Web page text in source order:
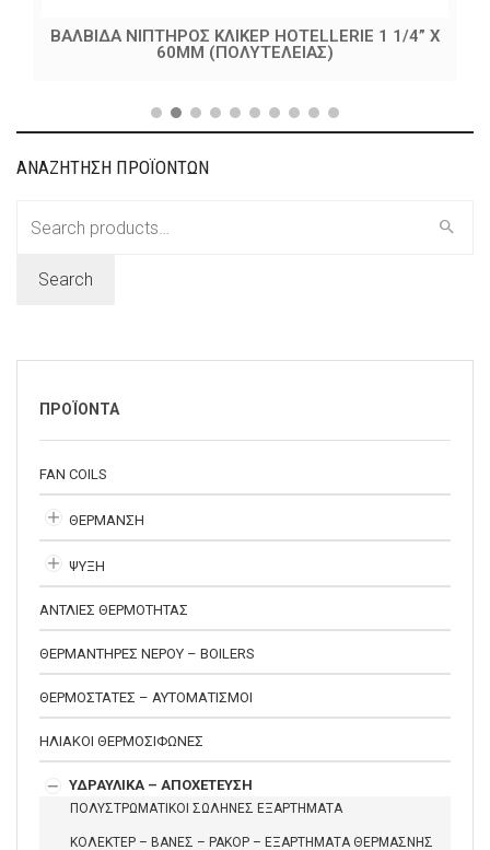
ΒΑΛΒΙΔΑ ΝΙΠΤΗΡΟΣ ΚΛΙΚΕΡ HOTELLERIE 1 1/4” X
60MM (ΠΟΛΥΤΕΛΕΙΑΣ)
ΑΝΑΖΗΤΗΣΗ ΠΡΟΪΟΝΤΩΝ
Search
ΠΡΟΪΟΝΤΑ
FAN COILS
ΘΕΡΜΑΝΣΗ
ΨΥΞΗ
ΑΝΤΛΙΕΣ ΘΕΡΜΟΤΗΤΑΣ
ΘΕΡΜΑΝΤΗΡΕΣ ΝΕΡΟΥ – BOILERS
ΘΕΡΜΟΣΤΑΤΕΣ – ΑΥΤΟΜΑΤΙΣΜΟΙ
ΗΛΙΑΚΟΙ ΘΕΡΜΟΣΙΦΩΝΕΣ
ΥΔΡΑΥΛΙΚΑ – ΑΠΟΧΕΤΕΥΣΗ
ΠΟΛΥΣΤΡΩΜΑΤΙΚΟΙ ΣΩΛΗΝΕΣ ΕΞΑΡΤΗΜΑΤΑ
ΚΟΛΕΚΤΕΡ – ΒΑΝΕΣ – ΡΑΚΟΡ – ΕΞΑΡΤΗΜΑΤΑ ΘΕΡΜΑΣΝΗΣ